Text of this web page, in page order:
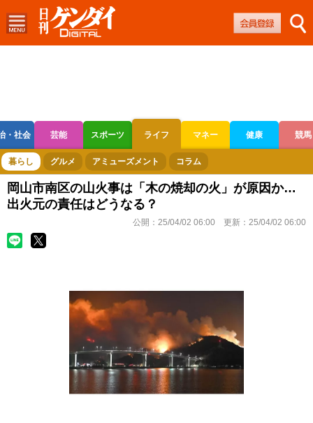
・社会 芸能 スポーツ ライフ マネー 健康 競馬
ボートレース 競輪 オートレース
暮らし グルメ アミューズメント コラム
岡山市南区の山火事は「木の焼却の火」が原因か…
出火元の責任はどうなる？
公開： 25/04/02 06:00 更新： 25/04/02 06:00